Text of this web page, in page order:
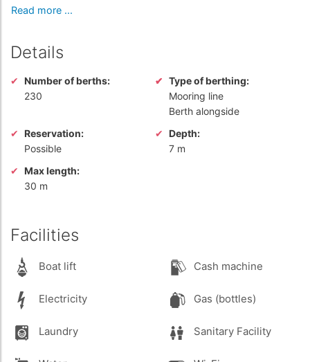
Read more ...
Details
Number of berths:
230
Type of berthing:
Mooring line
Berth alongside
Reservation:
Possible
Depth:
7 m
Max length:
30 m
Facilities
Boat lift Cash machine
Electricity Gas (bottles)
Laundry Sanitary Facility